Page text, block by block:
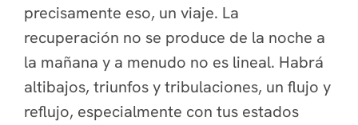
precisamente eso, un viaje. La
recuperación no se produce de la noche a
la mañana y a menudo no es lineal. Habrá
altibajos, triunfos y tribulaciones, un flujo y
reflujo, especialmente con tus estados